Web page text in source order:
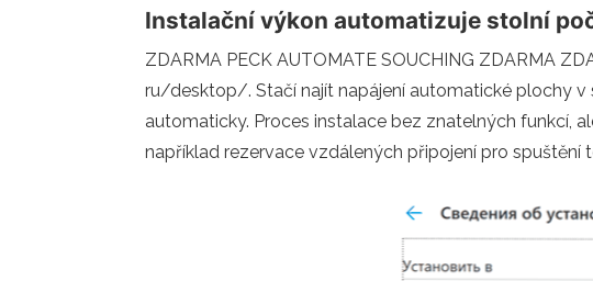
Instalační výkon automatizuje stolní
ZDARMA PECK AUTOMATE SOUCHING ZDARMA
ru/desktop/. Stačí najít napájení automatické plochy
automaticky. Proces instalace bez znatelných funkcí,
například rezervace vzdálených připojení pro spuštění